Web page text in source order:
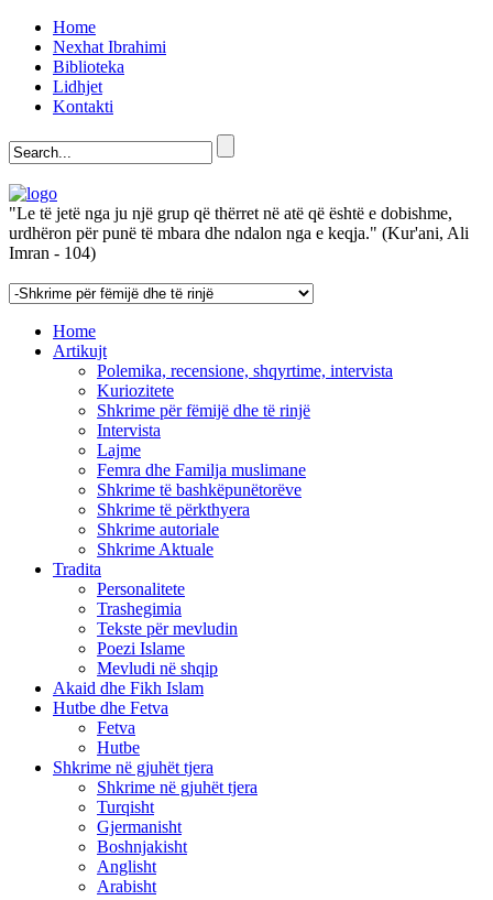
Home
Nexhat Ibrahimi
Biblioteka
Lidhjet
Kontakti
"Le të jetë nga ju një grup që thërret në atë që është e dobishme,
urdhëron për punë të mbara dhe ndalon nga e keqja." (Kur'ani, Ali
Imran - 104)
Home
Artikujt
Polemika, recensione, shqyrtime, intervista
Kuriozitete
Shkrime për fëmijë dhe të rinjë
Intervista
Lajme
Femra dhe Familja muslimane
Shkrime të bashkëpunëtorëve
Shkrime të përkthyera
Shkrime autoriale
Shkrime Aktuale
Tradita
Personalitete
Trashegimia
Tekste për mevludin
Poezi Islame
Mevludi në shqip
Akaid dhe Fikh Islam
Hutbe dhe Fetva
Fetva
Hutbe
Shkrime në gjuhët tjera
Shkrime në gjuhët tjera
Turqisht
Gjermanisht
Boshnjakisht
Anglisht
Arabisht